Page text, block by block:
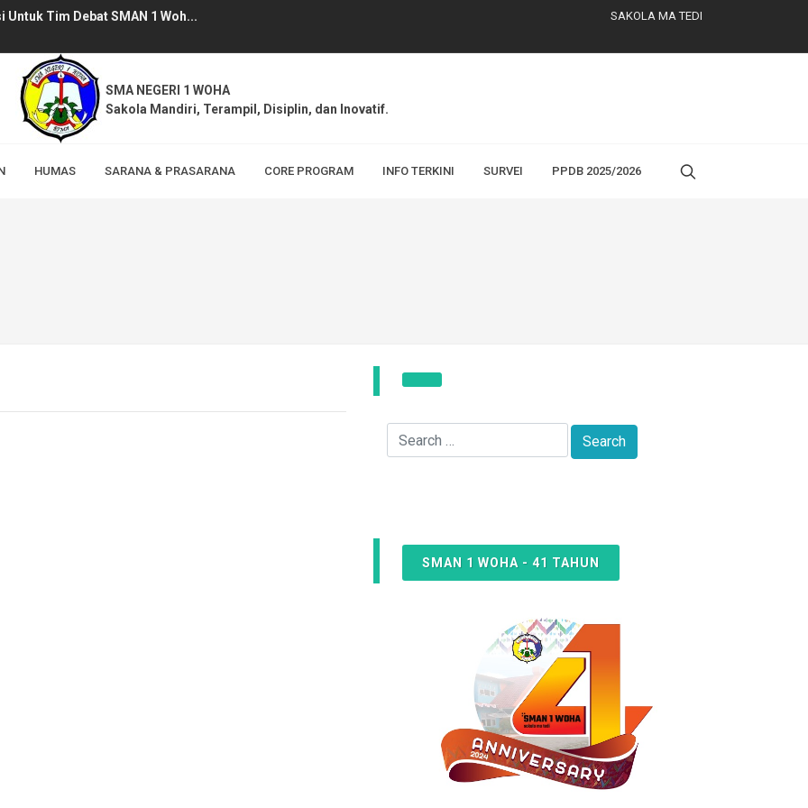
Tim Debat SMAN 1 Woh...
SMAN 1 Woha Tahun Pe...
1 Woha, Pelaksanaan M...
berhasil memperoleh Serti...
1 Woha Tahun Pelajaran 2026/...
SAKOLA MA TEDI
SMA NEGERI 1 WOHA
Sakola Mandiri, Terampil, Disiplin, dan Inovatif.
HUMAS SARANA & PRASARANA CORE PROGRAM INFO TERKINI SURVEI PPDB 2025/2026
SMAN 1 WOHA - 41 TAHUN